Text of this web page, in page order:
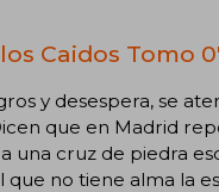
Caidos Tomo
y desespera, se
que en Madrid
una cruz de piedra
no tiene alma la